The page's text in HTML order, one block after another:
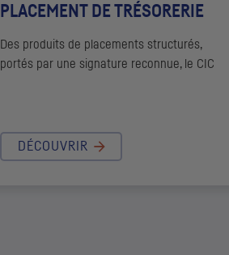
PLACEMENT DE TRÉSORERIE
Des produits de placements structurés,
portés par une signature reconnue, le CIC
DÉCOUVRIR